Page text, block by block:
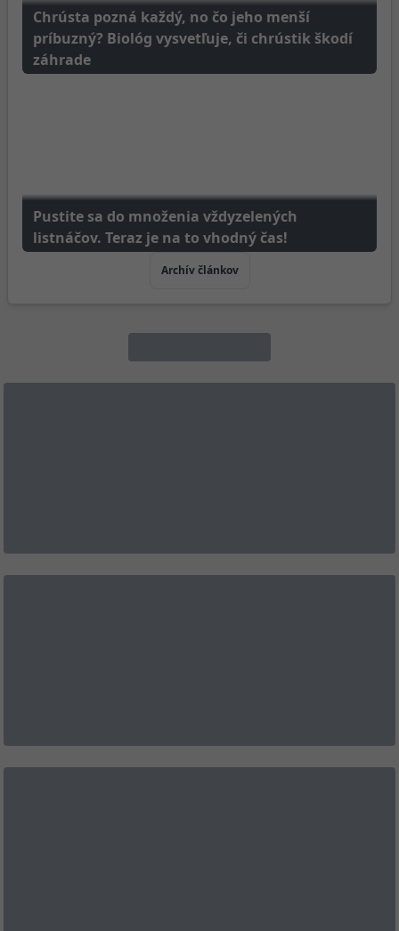
Chrústa pozná každý, no čo jeho menší
príbuzný? Biológ vysvetľuje, či chrústik škodí
záhrade
Pustite sa do množenia vždyzelených
listnáčov. Teraz je na to vhodný čas!
Archív článkov